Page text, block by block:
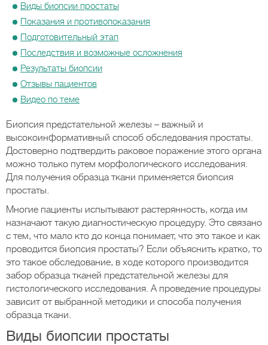
Виды биопсии простаты
Показания и противопоказания
Подготовительный этап
Последствия и возможные осложнения
Результаты биопсии
Отзывы пациентов
Видео по теме
Биопсия предстательной железы – важный и
высокоинформативный способ обследования простаты.
Достоверно подтвердить раковое поражение этого органа
можно только путем морфологического исследования.
Для получения образца ткани применяется биопсия
простаты.
Многие пациенты испытывают растерянность, когда им
назначают такую диагностическую процедуру. Это связано
с тем, что мало кто до конца понимает, что это такое и как
проводится биопсия простаты? Если объяснить кратко, то
это такое обследование, в ходе которого производится
забор образца тканей предстательной железы для
гистологического исследования. А проведение процедуры
зависит от выбранной методики и способа получения
образца ткани.
Виды биопсии простаты